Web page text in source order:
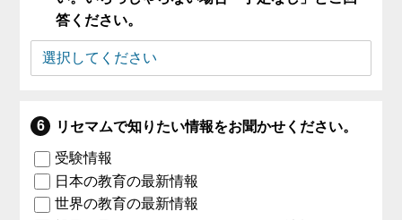
答ください。
リセマムで知りたい情報をお聞かせください。
受験情報
日本の教育の最新情報
世界の教育の最新情報